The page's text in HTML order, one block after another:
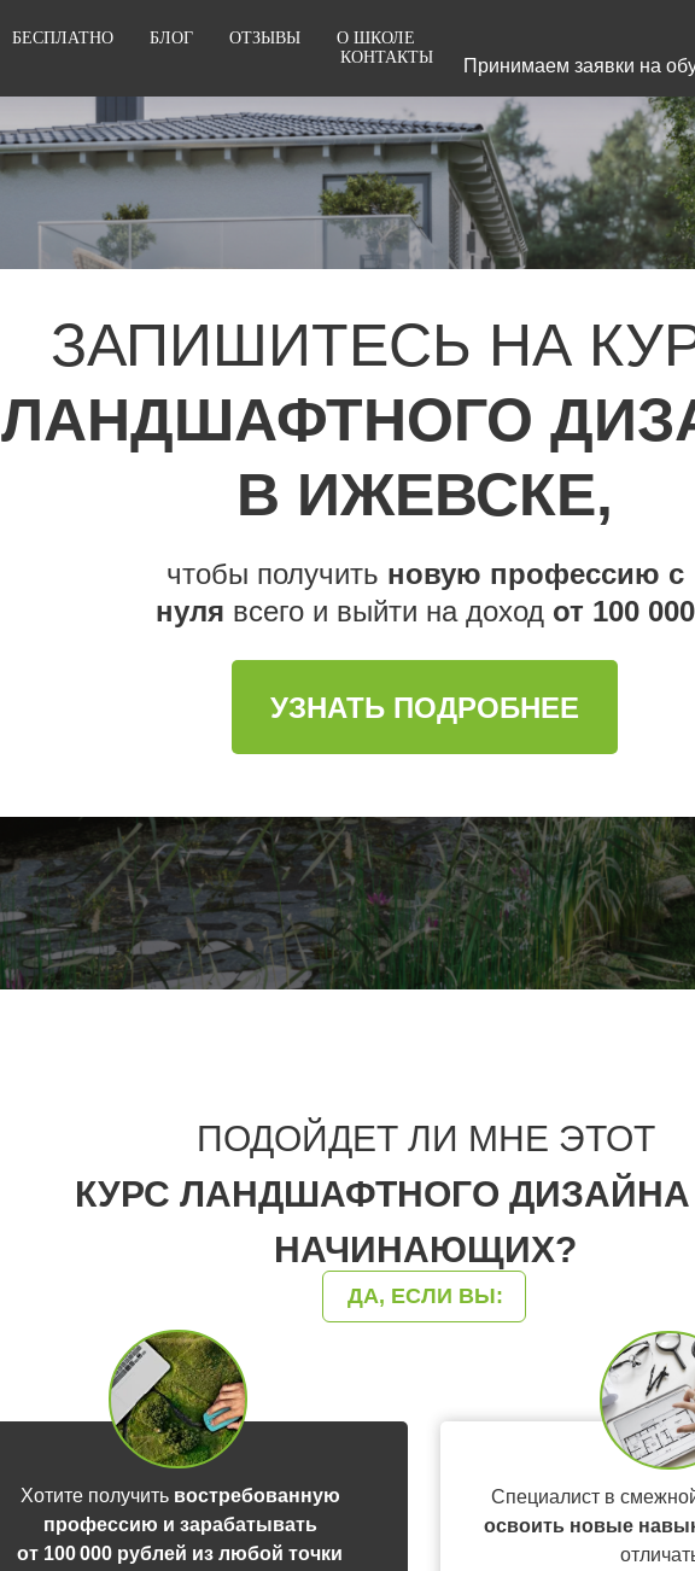
БЕСПЛАТНО БЛОГ ОТЗЫВЫ
О ШКОЛЕ
КОНТАКТЫ
Принимаем заявки на
ЗАПИШИТЕСЬ НА
ЛАНДШАФТНОГО
В ИЖЕВСКЕ,
чтобы получить новую профессию с
нуля всего и выйти на доход от 100 000
УЗНАТЬ ПОДРОБНЕЕ
ДА, ЕСЛИ ВЫ:
ПОДОЙДЕТ ЛИ МНЕ ЭТОТ
КУРС ЛАНДШАФТНОГО
НАЧИНАЮЩИХ?
Хотите получить востребованную
профессию и зарабатывать
от 100 000 рублей из любой точки
Специалист в
освоить новые